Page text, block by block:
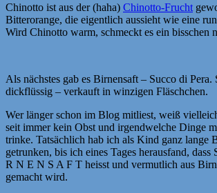
Chinotto ist aus der (haha) Chinotto-Frucht
Bitterorange, die eigentlich aussieht wie eine
Wird Chinotto warm, schmeckt es ein bisschen
Als nächstes gab es Birnensaft – Succo di Pera.
dickflüssig – verkauft in winzigen Fläschchen.
Wer länger schon im Blog mitliest, weiß
seit immer kein Obst und irgendwelche Dinge
trinke. Tatsächlich hab ich als Kind ganz lange
getrunken, bis ich eines Tages herausfand, dass
R N E N S A F T heisst und vermutlich aus
gemacht wird.